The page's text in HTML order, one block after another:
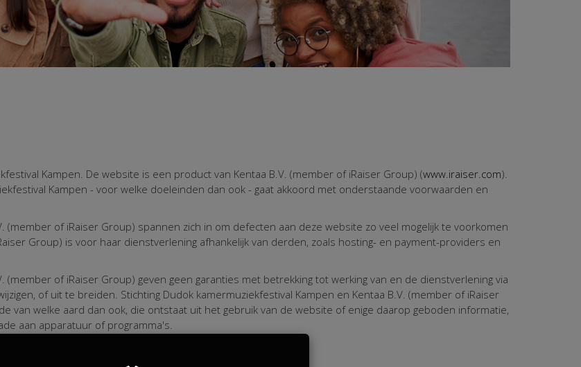
Kampen. De website is een product van Kentaa B.V. (member of iRaiser Group) (www.iraiser.com).
Kampen - voor welke doeleinden dan ook - gaat akkoord met onderstaande voorwaarden en
(member of iRaiser Group) spannen zich in om defecten aan deze website zo veel mogelijk te voorkomen
Group) is voor haar dienstverlening afhankelijk van derden, zoals hosting- en payment-providers en
(member of iRaiser Group) geven geen garanties met betrekking tot werking van en de dienstverlening via
of uit te breiden. Stichting Dudok kamermuziekfestival Kampen en Kentaa B.V. (member of iRaiser
van welke aard dan ook, die ontstaat uit het gebruik van de website of enige daarop geboden informatie,
aan apparatuur of programma's.